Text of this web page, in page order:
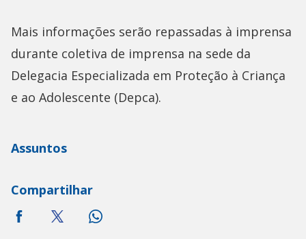
Mais informações serão repassadas à imprensa
durante coletiva de imprensa na sede da
Delegacia Especializada em Proteção à Criança
e ao Adolescente (Depca).
Assuntos
Compartilhar